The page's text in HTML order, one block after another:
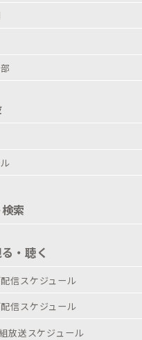
索
・聴く
信スケジュール
信スケジュール
放送スケジュール